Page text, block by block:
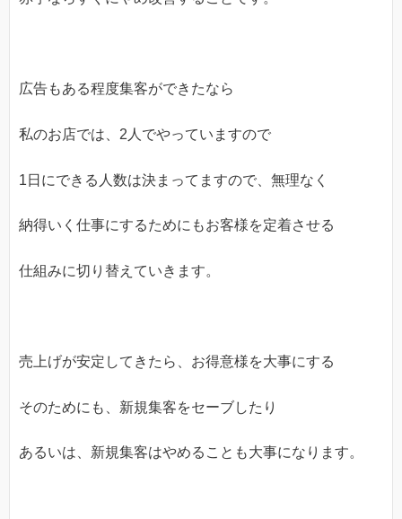
広告もある程度集客ができたなら
私のお店では、2人でやっていますので
1日にできる人数は決まってますので、無理なく
納得いく仕事にするためにもお客様を定着させる
仕組みに切り替えていきます。
売上げが安定してきたら、お得意様を大事にする
そのためにも、新規集客をセーブしたり
あるいは、新規集客はやめることも大事になります。